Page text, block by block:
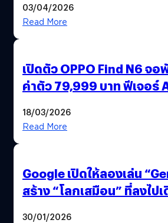
03/04/2026
Read More
เปิดตัว OPPO Find N6 จอ
ค่าตัว 79,999 บาท ฟีเจอร์
18/03/2026
Read More
Google เปิดให้ลองเล่น
สร้าง “โลกเสมือน” ที่ลงไป
30/01/2026